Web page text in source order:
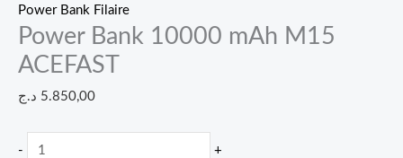
Power Bank Filaire
Power Bank 10000 mAh M15
ACEFAST
5.850,00 د.ج
- +